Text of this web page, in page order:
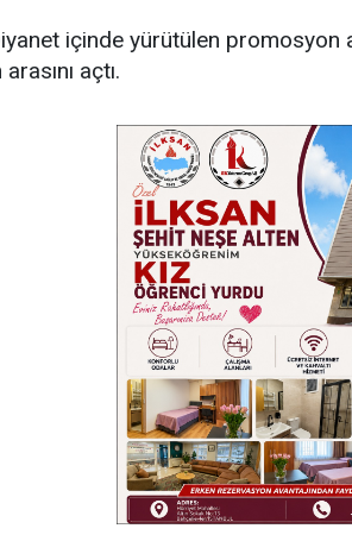
içinde yürütülen
açtı.